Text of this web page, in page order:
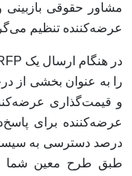
مشاور حقوقی بازبینی
عرضه‌کننده تنظیم
را به عنوان بخشی از
و قیمت‌گذاری
درصد دسترسی به سیستم
طبق طرح معین شما